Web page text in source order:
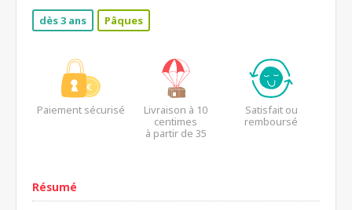
dès 3 ans Pâques
Paiement sécurisé
Livraison à 10
centimes
à partir de 35
Satisfait ou
remboursé
Résumé